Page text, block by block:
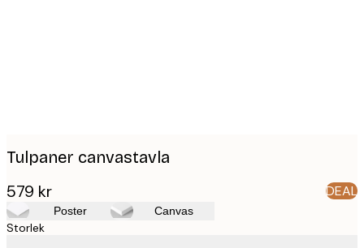
Tulpaner canvastavla
579 kr DEAL
Poster Canvas
Storlek